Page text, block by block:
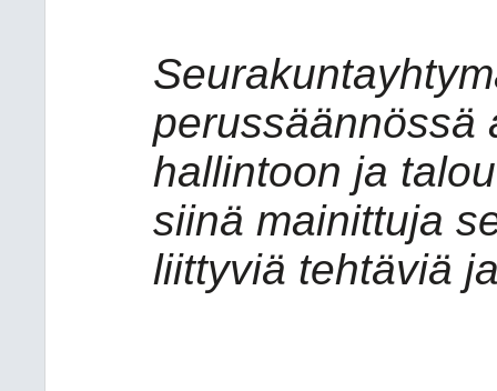
perussäännössä
hallintoon ja
siinä mainittuja
liittyviä tehtäviä